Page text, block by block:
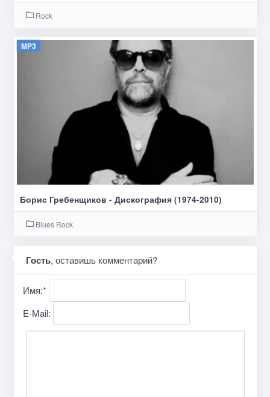
Rock
MP3
Борис Гребенщиков - Дискография (1974-2010)
Blues Rock
Гость, оставишь комментарий?
Имя:*
E-Mail: